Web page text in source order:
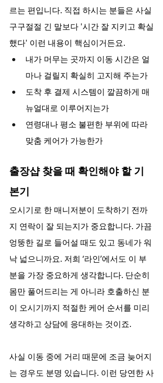
르는 편입니다. 직접 하시는 분들은 사실
구구절절 긴 말보다 '시간 잘 지키고 확실
했다' 이런 내용이 핵심이거든요.
내가 머무는 곳까지 이동 시간은 얼
마나 걸릴지 확실히 고지해 주는가
도착 후 결제 시스템이 깔끔하게 매
뉴얼대로 이루어지는가
연령대나 평소 불편한 부위에 따라
맞춤 케어가 가능한가
출장샵 찾을 때 확인해야 할 기
본기
오시기로 한 매니저분이 도착하기 전까
지 연락이 잘 되는지가 중요합니다. 가끔
엉뚱한 길로 들어설 때도 있고 동네가 워
낙 넓으니까요. 저희 ‘라인’에서도 이 부
분을 가장 중요하게 생각합니다. 단순히
몸만 풀어드리는 게 아니라 호출하신 분
이 오시기까지 적절한 케어 순서를 미리
생각하고 상담에 응대하는 것이죠.
사실 이동 중에 거리 때문에 조금 늦어지
는 경우도 분명 있습니다. 이런 당연한 사